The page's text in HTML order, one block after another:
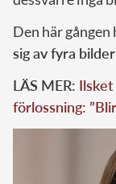
Den här gången
sig av fyra bilder
LÄS MER:
förlossning: